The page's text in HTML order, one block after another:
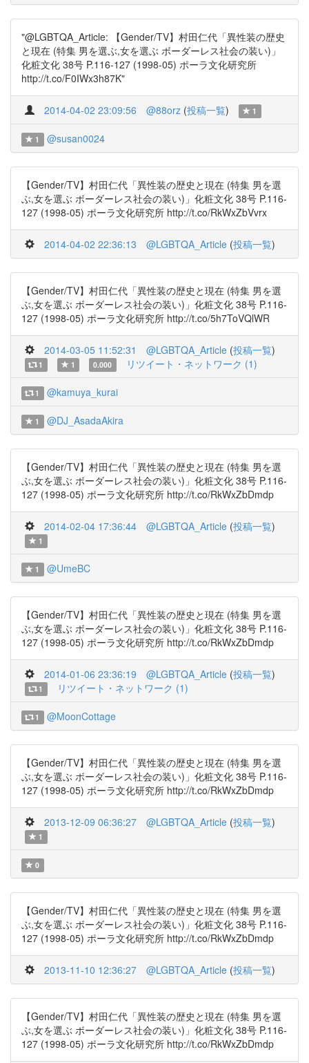
"@LGBTQA_Article: 【Gender/TV】村田仁代「異性装の歴史
と現在 (特集 男を選ぶ,女を選ぶ ボーダーレス社会の装い)」
化粧文化 38号 P.116-127 (1998-05) ポーラ文化研究所
http://t.co/F0IWx3h87K"
2014-04-02 23:09:56 @88orz (投稿一覧) 1
1 @susan0024
【Gender/TV】村田仁代「異性装の歴史と現在 (特集 男を選
ぶ,女を選ぶ ボーダーレス社会の装い)」化粧文化 38号 P.116-
127 (1998-05) ポーラ文化研究所 http://t.co/RkWxZbVvrx
2014-04-02 22:36:13 @LGBTQA_Article (投稿一覧)
【Gender/TV】村田仁代「異性装の歴史と現在 (特集 男を選
ぶ,女を選ぶ ボーダーレス社会の装い)」化粧文化 38号 P.116-
127 (1998-05) ポーラ文化研究所 http://t.co/5h7ToVQlWR
2014-03-05 11:52:31 @LGBTQA_Article (投稿一覧)
1 1 0.000 リツイート・ネットワーク (1)
1 @kamuya_kurai
1 @DJ_AsadaAkira
【Gender/TV】村田仁代「異性装の歴史と現在 (特集 男を選
ぶ,女を選ぶ ボーダーレス社会の装い)」化粧文化 38号 P.116-
127 (1998-05) ポーラ文化研究所 http://t.co/RkWxZbDmdp
2014-02-04 17:36:44 @LGBTQA_Article (投稿一覧)
1
1 @UmeBC
【Gender/TV】村田仁代「異性装の歴史と現在 (特集 男を選
ぶ,女を選ぶ ボーダーレス社会の装い)」化粧文化 38号 P.116-
127 (1998-05) ポーラ文化研究所 http://t.co/RkWxZbDmdp
2014-01-06 23:36:19 @LGBTQA_Article (投稿一覧)
1 リツイート・ネットワーク (1)
1 @MoonCottage
【Gender/TV】村田仁代「異性装の歴史と現在 (特集 男を選
ぶ,女を選ぶ ボーダーレス社会の装い)」化粧文化 38号 P.116-
127 (1998-05) ポーラ文化研究所 http://t.co/RkWxZbDmdp
2013-12-09 06:36:27 @LGBTQA_Article (投稿一覧)
1
0
【Gender/TV】村田仁代「異性装の歴史と現在 (特集 男を選
ぶ,女を選ぶ ボーダーレス社会の装い)」化粧文化 38号 P.116-
127 (1998-05) ポーラ文化研究所 http://t.co/RkWxZbDmdp
2013-11-10 12:36:27 @LGBTQA_Article (投稿一覧)
【Gender/TV】村田仁代「異性装の歴史と現在 (特集 男を選
ぶ,女を選ぶ ボーダーレス社会の装い)」化粧文化 38号 P.116-
127 (1998-05) ポーラ文化研究所 http://t.co/RkWxZbDmdp